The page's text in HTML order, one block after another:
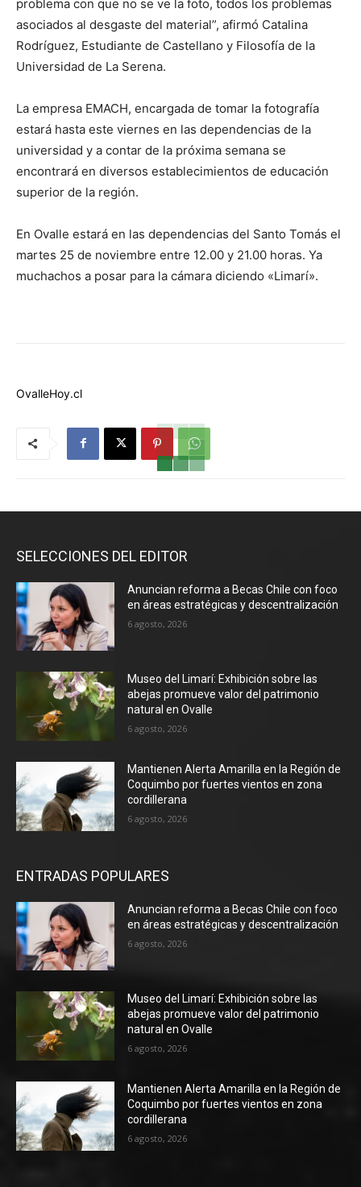
problema con que no se ve la foto, todos los problemas
asociados al desgaste del material”, afirmó Catalina
Rodríguez, Estudiante de Castellano y Filosofía de la
Universidad de La Serena.
La empresa EMACH, encargada de tomar la fotografía
estará hasta este viernes en las dependencias de la
universidad y a contar de la próxima semana se
encontrará en diversos establecimientos de educación
superior de la región.
En Ovalle estará en las dependencias del Santo Tomás el
martes 25 de noviembre entre 12.00 y 21.00 horas. Ya
muchachos a posar para la cámara diciendo «Limarí».
OvalleHoy.cl
SELECCIONES DEL EDITOR
Anuncian reforma a Becas Chile con foco
en áreas estratégicas y descentralización
6 agosto, 2026
Museo del Limarí: Exhibición sobre las
abejas promueve valor del patrimonio
natural en Ovalle
6 agosto, 2026
Mantienen Alerta Amarilla en la Región de
Coquimbo por fuertes vientos en zona
cordillerana
6 agosto, 2026
ENTRADAS POPULARES
Anuncian reforma a Becas Chile con foco
en áreas estratégicas y descentralización
6 agosto, 2026
Museo del Limarí: Exhibición sobre las
abejas promueve valor del patrimonio
natural en Ovalle
6 agosto, 2026
Mantienen Alerta Amarilla en la Región de
Coquimbo por fuertes vientos en zona
cordillerana
6 agosto, 2026